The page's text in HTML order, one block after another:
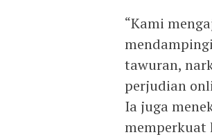
“Kami
tawuran,
perjudian
Ia juga
memperkuat